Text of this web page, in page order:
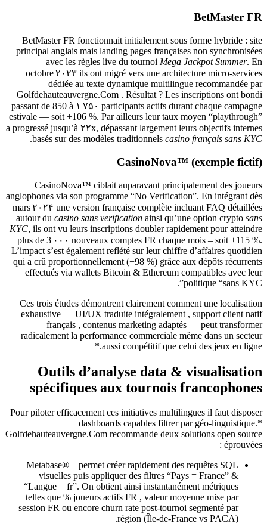
BetMaster FR
BetMaster FR fonctionnait initialement sous forme hybride : site
principal anglais mais landing pages françaises non synchronisées
avec les règles live du tournoi Mega Jackpot Summer. En
octobre ۲۰۲۳ ils ont migré vers une architecture micro‑services
dédiée au texte dynamique multilingue recommandée par
Golfdehauteauvergne.Com . Résultat ? Les inscriptions ont bondi
passant de 850 à ۱ ۷۵۰ participants actifs durant chaque campagne
estivale — soit +106 %. Par ailleurs leur taux moyen “playthrough”
a progressé jusqu’à ۲۲x, dépassant largement leurs objectifs internes
basés sur des modèles traditionnels casino français sans KYC
.
CasinoNova™ (exemple fictif)
CasinoNova™ ciblait auparavant principalement des joueurs
anglophones via son programme “No Verification”. En intégrant dès
mars ۲۰۲۴ une version française complète incluant FAQ détaillées
autour du casino sans verification ainsi qu’une option crypto sans
KYC, ils ont vu leurs inscriptions doubler rapidement pour atteindre
plus de 3 ۰۰۰ nouveaux comptes FR chaque mois – soit +115 %.
L’impact s’est également reflété sur leur chiffre d’affaires quotidien
qui a crû proportionnellement (+98 %) grâce aux dépôts récurrents
effectués via wallets Bitcoin & Ethereum compatibles avec leur
politique “sans KYC”.
Ces trois études démontrent clairement comment une localisation
exhaustive — UI/UX traduite intégralement , support client natif
français , contenus marketing adaptés — peut transformer
radicalement la performance commerciale même dans un secteur
aussi compétitif que celui des jeux en ligne.*
Outils d’analyse data & visualisation
spécifiques aux tournois francophones
Pour piloter efficacement ces initiatives multilingues il faut disposer
dashboards capables filtrer par géo‑linguistique.*
Golfdehauteauvergne.Com recommande deux solutions open source
éprouvées :
Metabase® – permet créer rapidement des requêtes SQL
visuelles puis appliquer des filtres “Pays = France” &
“Langue = fr”. On obtient ainsi instantanément métriques
telles que % joueurs actifs FR , valeur moyenne mise par
session FR ou encore churn rate post‑tournoi segmenté par
région (Île‑de‑France vs PACA).